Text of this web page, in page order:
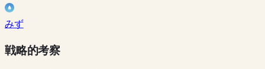
みず
戦略的考察